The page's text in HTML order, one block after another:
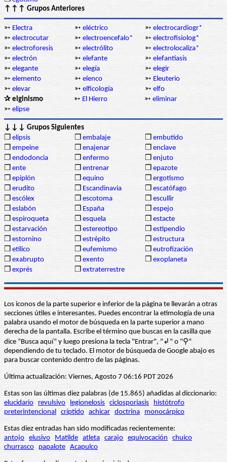
↑↑↑ Grupos Anteriores
➳ Electra ➳ eléctrico ➳ electrocardiogr*
➳ electrocutar ➳ electroencefalo* ➳ electrofisiolog*
➳ electroforesis ➳ electrólito ➳ electrolocaliza*
➳ electrón ➳ elefante ➳ elefantiasis
➳ elegante ➳ elegía ➳ elegir
➳ elemento ➳ elenco ➳ Eleuterio
➳ elevar ➳ elficología ➳ elfo
✰ elginismo
➳ El Hierro ➳ eliminar
➳ elipse
↓↓↓ Grupos Siguientes
❒ elipsis ❒ embalaje ❒ embutido
❒ empeine ❒ enajenar ❒ enclave
❒ endodoncia ❒ enfermo ❒ enjuto
❒ ente ❒ entrenar ❒ epazote
❒ epiplón ❒ equino ❒ ergotismo
❒ erudito ❒ Escandinavia ❒ escatófago
❒ escólex ❒ escotoma ❒ escullir
❒ eslabón ❒ España ❒ espejo
❒ espiroqueta ❒ esquela ❒ estacte
❒ estarvación ❒ estereotipo ❒ estipendio
❒ estornino ❒ estrépito ❒ estructura
❒ etílico ❒ eufemismo ❒ eutrofización
❒ exabrupto ❒ exento ❒ exoplaneta
❒ exprés ❒ extraterrestre
Los iconos de la parte superior e inferior de la página te llevarán a otras
secciones útiles e interesantes. Puedes encontrar la etimología de una
palabra usando el motor de búsqueda en la parte superior a mano
derecha de la pantalla. Escribe el término que buscas en la casilla que
dice “Busca aquí” y luego presiona la tecla "Entrar", "↲" o "⚲"
dependiendo de tu teclado. El motor de búsqueda de Google abajo es
para buscar contenido dentro de las páginas.
Última actualización: Viernes, Agosto 7 06:16 PDT 2026
Estas son las últimas diez palabras (de 15.865) añadidas al diccionario:
elucidario
revulsivo legionelosis ciclosporiasis
histótrofo
preterintencional críptido achicar doctrina monocárpico
Estas diez entradas han sido modificadas recientemente:
antojo elusivo Matilde atleta carajo equivocación
chuico
churrasco
papalote Acapulco